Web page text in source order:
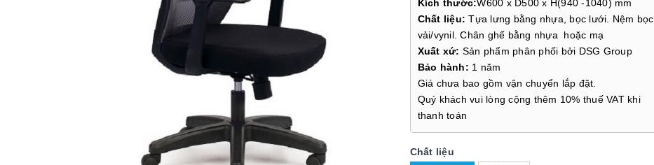
Kích thước:W600 x D500 x H(940 -1040) mm
Chất liệu:Tựa lưng bằng nhựa, bọc lưới. Nệm bọc
vải/vynil. Chân ghế bằng nhựa hoặc mạ
Xuất xứ: Sản phẩm phân phối bởi DSG Group
Bảo hành: 1 năm
Giá chưa bao gồm vận chuyển lắp đặt.
Quý khách vui lòng cộng thêm 10% thuế VAT khi
thanh toán
Chất liệu